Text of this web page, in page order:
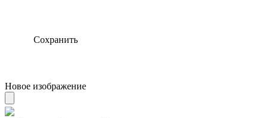
Сохранить
Новое изображение